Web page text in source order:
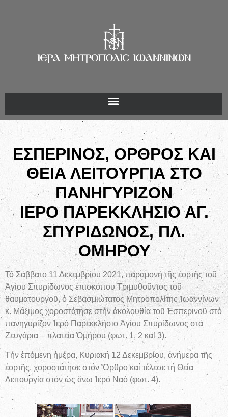
ΕΣΠΕΡΙΝΟΣ, ΟΡΘΡΟΣ ΚΑΙ
ΘΕΙΑ ΛΕΙΤΟΥΡΓΙΑ ΣΤΟ
ΠΑΝΗΓΥΡΙΖΟΝ
ΙΕΡΟ ΠΑΡΕΚΚΛΗΣΙΟ ΑΓ.
ΣΠΥΡΙΔΩΝΟΣ, ΠΛ.
ΟΜΗΡΟΥ
Τό Σάββατο 11 Δεκεμβρίου 2021, παραμονή τῆς ἑορτῆς τοῦ
Ἁγίου Σπυρίδωνος ἐπισκόπου Τριμυθοῦντος τοῦ
θαυματουργοῦ, ὁ Σεβασμιώτατος Μητροπολίτης Ἰωαννίνων
κ. Μάξιμος χοροστάτησε στήν ἀκολουθία τοῦ Ἑσπερινοῦ στό
πανηγυρίζον Ἱερό Παρεκκλήσιο Ἁγίου Σπυρίδωνος στά
Ζευγάρια – πλατεία Ὁμήρου (φωτ. 1, 2 καί 3).
Τήν ἑπόμενη ἡμέρα, Κυριακή 12 Δεκεμβρίου, ἀνήμερα τῆς
ἑορτῆς, χοροστάτησε στόν Ὄρθρο καί τέλεσε τή Θεία
Λειτουργία στόν ὡς ἄνω Ἱερό Ναό (φωτ. 4).